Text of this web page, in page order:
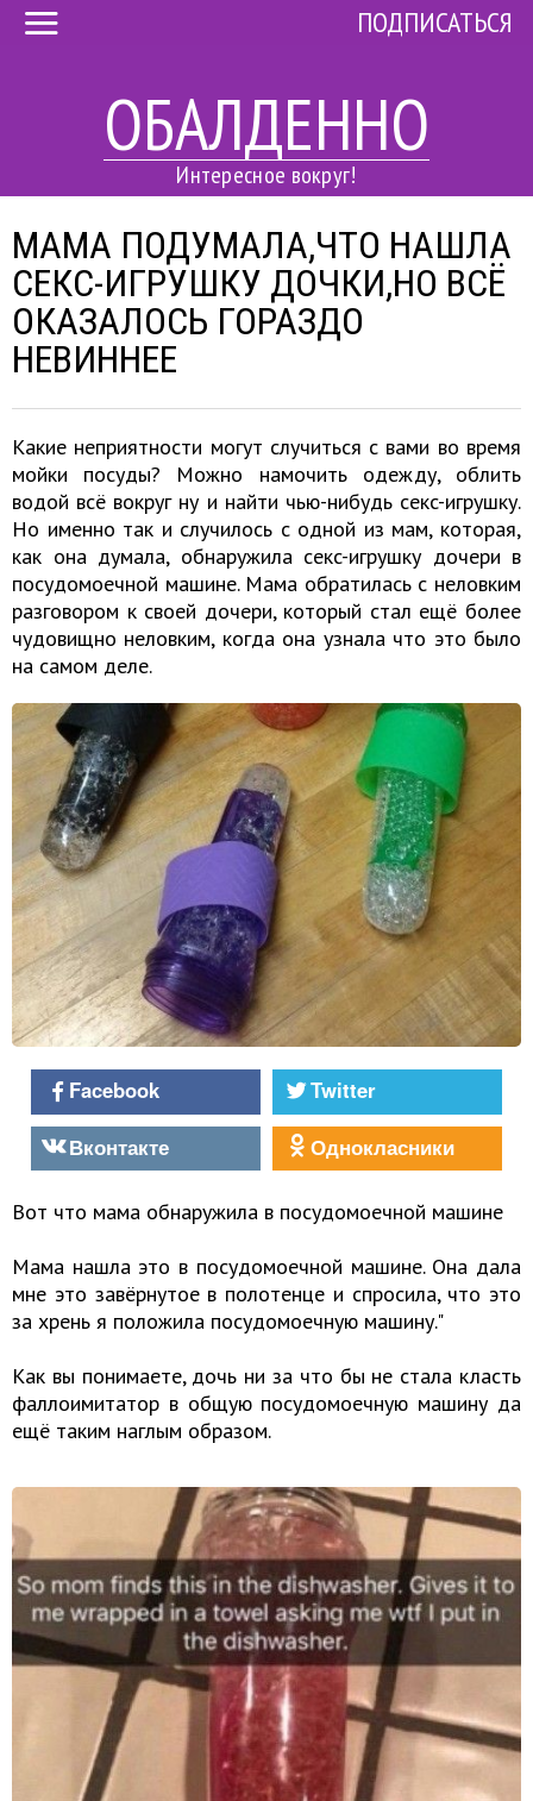
ОБАЛДЕННО
Интересное вокруг!
ПОДПИСАТЬСЯ
МАМА ПОДУМАЛА,ЧТО НАШЛА
CEКC-ИГРУШКУ ДОЧКИ,НО ВСЁ
ОКАЗАЛОСЬ ГОРАЗДО
НЕВИННЕЕ
Какие неприятности могут случиться с вами во время
мойки посуды? Можно намочить одежду, облить
водой всё вокруг ну и найти чью-нибудь ceкc-игрушку.
Но именно так и случилось с одной из мам, которая,
как она думала, обнаружила ceкc-игрушку дочери в
посудомоечной машине. Мама обратилась с неловким
разговором к своей дочери, который стал ещё более
чудовищно неловким, когда она узнала что это было
на самом деле.
Facebook
Twitter
Вконтакте
Однокласники
Вот что мама обнаружила в посудомоечной машине
Мама нашла это в посудомоечной машине. Она дала
мне это завёрнутое в полотенце и спросила, что это
за хрень я положила посудомоечную машину."
Как вы понимаете, дочь ни за что бы не стала класть
фаллоимитатор в общую посудомоечную машину да
ещё таким наглым образом.